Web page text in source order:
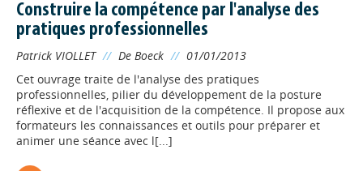
Construire la compétence par l'analyse des
pratiques professionnelles
Patrick VIOLLET // De Boeck // 01/01/2013
Cet ouvrage traite de l'analyse des pratiques
professionnelles, pilier du développement de la posture
réflexive et de l'acquisition de la compétence. Il propose aux
formateurs les connaissances et outils pour préparer et
animer une séance avec l[...]